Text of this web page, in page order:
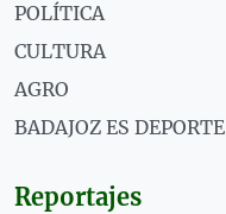
POLÍTICA
CULTURA
AGRO
BADAJOZ ES DEPORTE
Reportajes